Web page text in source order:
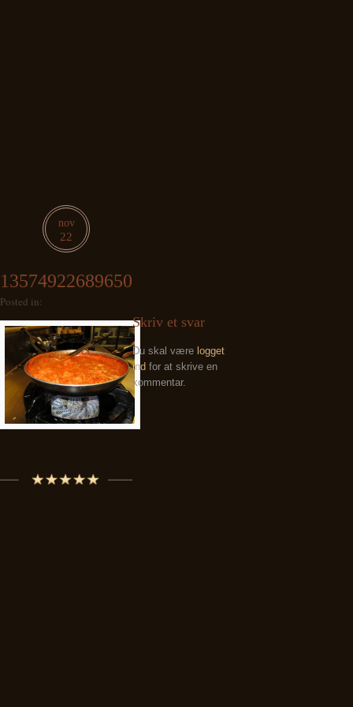
nov
22
13574922689650
Posted in:
Skriv et svar
Du skal være logget
ind for at skrive en
kommentar.